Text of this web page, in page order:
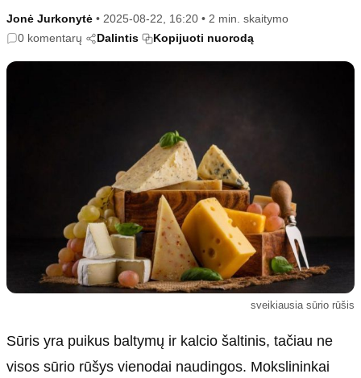
Populiaru
Psichologinė sveikata
Informacija
Privatumo politika
Reklamos politika
Slapukų politika
Redakcija
Apie mus
Kontaktai
Redakcinė politika
Jonė Jurkonytė • 2025-08-22, 16:20 • 2 min. skaitymo
0 komentarų
Dalintis Kopijuoti nuorodą
sveikiausia sūrio rūšis
Sūris yra puikus baltymų ir kalcio šaltinis, tačiau ne
visos sūrio rūšys vienodai naudingos. Mokslininkai